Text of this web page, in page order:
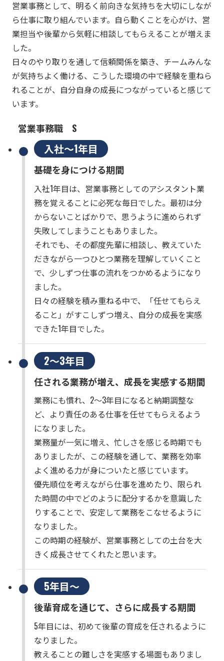
営業事務職 S
入社～1年目
基礎を身につける期間
入社1年目は、営業事務としてのアシスタント業
務を覚えることに必死な毎日でした。最初は分
からないことばかりで、思うように進められず
失敗してしまうこともありました。
それでも、その都度先輩に相談し、教えていた
だきながら一つひとつ業務を理解していくこと
で、少しずつ仕事の流れをつかめるようになり
ました。
日々の経験を積み重ねる中で、「任せてもらえ
ること」がすこしずつ増え、自分の成長を実感
できた1年目でした。
2～3年目
任される業務が増え、成長を実感する期間
業務にも慣れ、2～3年目になると納期調整な
ど、より責任のある仕事を任せてもらえるよう
になりました。
業務量が一気に増え、忙しさを感じる時期でも
ありましたが、この経験を通して、業務を効率
よく進める力が身についたと感じています。
優先順位を考えながら仕事を進めたり、限られ
た時間の中でどのように配分するかを意識した
りすることで、安定して業務をこなせるように
なりました。
この時期の経験が、営業事務としての土台を大
きく成長させてくれたと思います。
5年目～
後輩育成を通じて、さらに成長する期間
5年目には、初めて後輩の育成を任されるように
なりました。
教えることの難しさを実感する場面もありまし
営業事務として、明るく前向きな気持ちを大切にしなが
ら仕事に取り組んでいます。自ら動くことを心がけ、営
業担当や後輩から気軽に相談してもらえることが増えま
した。
日々のやり取りを通して信頼関係を築き、チームみんな
が気持ちよく働ける、こうした環境の中で経験を重ねら
れることが、自分自身の成長につながっていると感じて
います。